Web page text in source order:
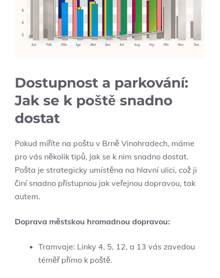
Dostupnost a parkování:
Jak se k ‌poště snadno
dostat
Pokud míříte na poštu v Brně Vinohradech, máme
⁣pro vás několik⁢ tipů, jak se k nim snadno dostat.
Pošta je strategicky umístěna na hlavní‍ ulici, což ji
činí snadno‌ přístupnou jak veřejnou dopravou, tak
autem.
Doprava městskou hromadnou dopravou:
Tramvaje: Linky 4, ⁢5, 12, a 13 vás zavedou
téměř přímo k ‌poště.